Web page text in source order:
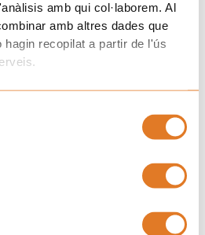
amb qui col·laborem. Al
amb altres dades que
hagin recopilat a partir de l'ús